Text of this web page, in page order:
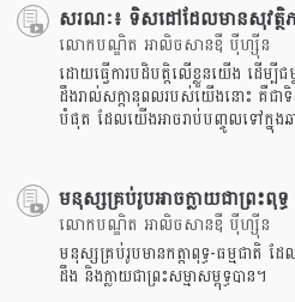
សរណៈ៖ ទិសដៅដែលមានសុវត្ថិភ
លោកបណ្ឌិត អាលិចសានឌឺ បុឺហ្សុីន
ដោយធ្វើការបដិបត្តិលើខ្លួនយើង ដើម្បី
ដឹងរាល់សក្តានុពលរបស់យើងនោះ គឺជា
បំផុត ដែលយើងអាចរាប់បញ្ចូលទៅក្នុង
មនុស្សគ្រប់រូបអាចក្លាយជាព្រះពុទ្ធ
លោកបណ្ឌិត អាលិចសានឌឺ បុឺហ្សុីន
មនុស្សគ្រប់រូបមានកត្តាពុទ្ធ-ធម្មជាតិ
ដឹង និងក្លាយជាព្រះសម្មាសម្ពុទ្ធបាន។